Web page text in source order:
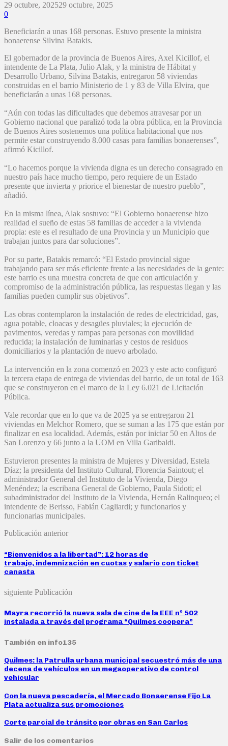
29 octubre, 202529 octubre, 2025
0
Beneficiarán a unas 168 personas. Estuvo presente la ministra
bonaerense Silvina Batakis.
El gobernador de la provincia de Buenos Aires, Axel Kicillof, el
intendente de La Plata, Julio Alak, y la ministra de Hábitat y
Desarrollo Urbano, Silvina Batakis, entregaron 58 viviendas
construidas en el barrio Ministerio de 1 y 83 de Villa Elvira, que
beneficiarán a unas 168 personas.
“Aún con todas las dificultades que debemos atravesar por un
Gobierno nacional que paralizó toda la obra pública, en la Provincia
de Buenos Aires sostenemos una política habitacional que nos
permite estar construyendo 8.000 casas para familias bonaerenses”,
afirmó Kicillof.
“Lo hacemos porque la vivienda digna es un derecho consagrado en
nuestro país hace mucho tiempo, pero requiere de un Estado
presente que invierta y priorice el bienestar de nuestro pueblo”,
añadió.
En la misma línea, Alak sostuvo: “El Gobierno bonaerense hizo
realidad el sueño de estas 58 familias de acceder a la vivienda
propia: este es el resultado de una Provincia y un Municipio que
trabajan juntos para dar soluciones”.
Por su parte, Batakis remarcó: “El Estado provincial sigue
trabajando para ser más eficiente frente a las necesidades de la gente:
este barrio es una muestra concreta de que con articulación y
compromiso de la administración pública, las respuestas llegan y las
familias pueden cumplir sus objetivos”.
Las obras contemplaron la instalación de redes de electricidad, gas,
agua potable, cloacas y desagües pluviales; la ejecución de
pavimentos, veredas y rampas para personas con movilidad
reducida; la instalación de luminarias y cestos de residuos
domiciliarios y la plantación de nuevo arbolado.
La intervención en la zona comenzó en 2023 y este acto configuró
la tercera etapa de entrega de viviendas del barrio, de un total de 163
que se construyeron en el marco de la Ley 6.021 de Licitación
Pública.
Vale recordar que en lo que va de 2025 ya se entregaron 21
viviendas en Melchor Romero, que se suman a las 175 que están por
finalizar en esa localidad. Además, están por iniciar 50 en Altos de
San Lorenzo y 66 junto a la UOM en Villa Garibaldi.
Estuvieron presentes la ministra de Mujeres y Diversidad, Estela
Díaz; la presidenta del Instituto Cultural, Florencia Saintout; el
administrador General del Instituto de la Vivienda, Diego
Menéndez; la escribana General de Gobierno, Paula Sidoti; el
subadministrador del Instituto de la Vivienda, Hernán Ralinqueo; el
intendente de Berisso, Fabián Cagliardi; y funcionarios y
funcionarias municipales.
Publicación anterior
“Bienvenidos a la libertad”: 12 horas de
trabajo, indemnización en cuotas y salario con ticket
canasta
siguiente Publicación
Mayra recorrió la nueva sala de cine de la EEE nº 502
instalada a través del programa “Quilmes coopera”
También en info135
Quilmes: la Patrulla urbana municipal secuestró más de una
decena de vehículos en un megaoperativo de control
vehicular
Con la nueva pescadería, el Mercado Bonaerense Fijo La
Plata actualiza sus promociones
Corte parcial de tránsito por obras en San Carlos
Salir de los comentarios